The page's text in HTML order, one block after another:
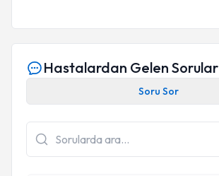
Hastalardan Gelen Sorular
Soru Sor